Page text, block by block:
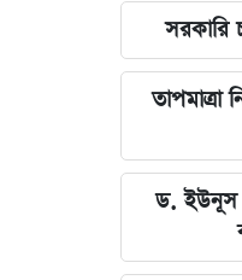
সরকারি
তাপমাত্রা
ড. ইউনূস